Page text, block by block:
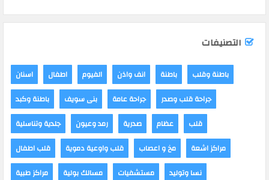
التصنيفات
اسنان اطفال الفيوم انف واذن باطنة
باطنة وقلب
باطنة وكبد
بنى سويف جراحة عامة
جراحة قلب وصدر
جلدية وتناسلية
رمد وعيون صدرية عظام
قلب
قلب اطفال
قلب واوعية دموية مخ و اعصاب
مراكز اشعة
مراكز طبية
مسالك بولية مستشفيات نسا وتوليد